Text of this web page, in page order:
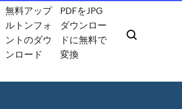
無料アップ
ルトンフォ
ントのダウ
ンロード
PDFをJPG
ダウンロー
ドに無料で
変換